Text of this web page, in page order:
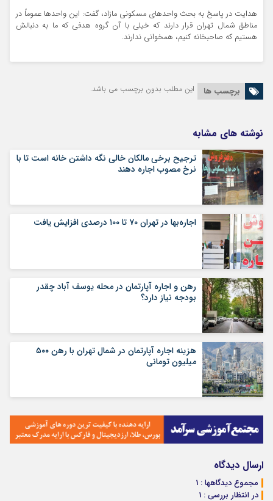
هدایت در پاسخ به بحث واحدهای مسکونی مازاد، گفت: این واحدها عموماً در
مناطق شمال تهران قرار دارند که خیلی با آن گروه هدفی که ما به دنبالش
هستیم که صاحبخانه کنیم، همخوانی ندارند.
برچسب ها این مطلب بدون برچسب می باشد.
نوشته های مشابه
ترجیح برخی مالکان خالی نگه داشتن خانه است تا با
نرخ مصوب اجاره دهند
اجاره‌بها در تهران ۷۰ تا ۱۰۰ درصدی افزایش یافت
رهن و اجاره آپارتمان در محله یوسف آباد چقدر
بودجه نیاز دارد؟
هزینه اجاره آپارتمان در شمال تهران با رهن ۵۰۰
میلیون تومانی
ارسال دیدگاه
مجموع دیدگاهها : 1
در انتظار بررسی : 1